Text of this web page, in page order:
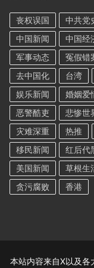
丧权误国 中共党
中国新闻
中国经
军事动态
冤假错
去中国化
台湾
娱乐新闻
婚姻爱
恶警酷吏
悲惨世
灾难深重
热推
移民新闻
红后代
美国新闻
草根生
贪污腐败
香港
本站内容来自X以及各